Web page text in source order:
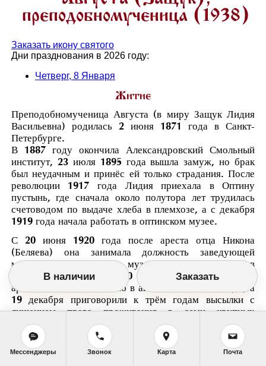
преподобномученица (1938)
Заказать икону святого
Дни празднования в 2026 году:
Четверг, 8 Января
Житие
Преподобномученица Августа (в миру Защук Лидия
Васильевна) родилась 2 июня 1871 года в Санкт-
Петербурге.
В 1887 году окончила Александровский Смольный
институт, 23 июля 1895 года вышла замуж, но брак
был неудачным и принёс ей только страдания. После
революции 1917 года Лидия приехала в Оптину
пустынь, где сначала около полутора лет трудилась
счетоводом по выдаче хлеба в племхозе, а с декабря
1919 года начала работать в оптинском музее.
С 20 июня 1920 года после ареста отца Никона
(Беляева) она занимала должность заведующей
музеем. После закрытия музея Лидия перебралась в
город Козельск, где 10 августа 1927 года её
арестовали по обвинению в антисоветской агитации, а
19 декабря приговорили к трём годам высылки с
лишением права проживания в семи крупных
населенных пунктах страны. После освобождения она
переехала в Тулу и в 1934 году была пострижена в
монахини с именем Августа, посвящена в схиму и
назначена игуменьей подпольного женского
В наличии Заказать
Мессенджеры Звонок Карта Почта